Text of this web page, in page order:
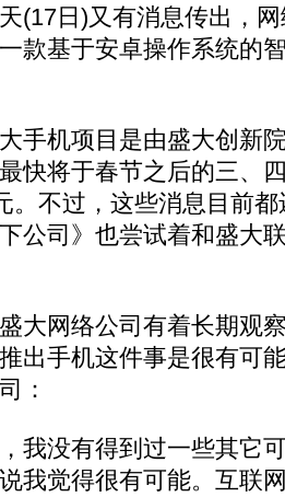
(17日)又有消息传出，
基于安卓操作系统的
机项目是由盛大创新
快将于春节之后的三、
。不过，这些消息目前
公司》也尝试着和盛大
网络公司有着长期观
出手机这件事是很有可
：
没有得到过一些其它
我觉得很有可能。互联